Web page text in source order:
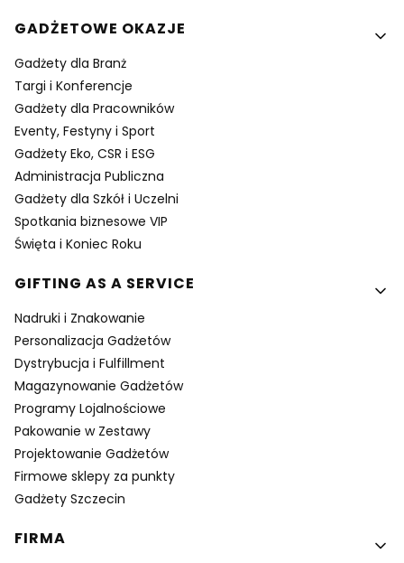
GADŻETOWE OKAZJE
Gadżety dla Branż
Targi i Konferencje
Gadżety dla Pracowników
Eventy, Festyny i Sport
Gadżety Eko, CSR i ESG
Administracja Publiczna
Gadżety dla Szkół i Uczelni
Spotkania biznesowe VIP
Święta i Koniec Roku
GIFTING AS A SERVICE
Nadruki i Znakowanie
Personalizacja Gadżetów
Dystrybucja i Fulfillment
Magazynowanie Gadżetów
Programy Lojalnościowe
Pakowanie w Zestawy
Projektowanie Gadżetów
Firmowe sklepy za punkty
Gadżety Szczecin
FIRMA